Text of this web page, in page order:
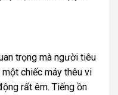
trọng mà người tiêu
chiếc máy thêu vi
rất êm. Tiếng ồn